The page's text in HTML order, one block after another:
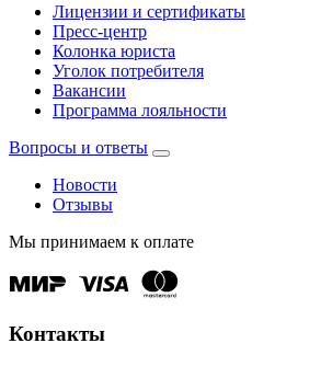
Лицензии и сертификаты
Пресс-центр
Колонка юриста
Уголок потребителя
Вакансии
Программа лояльности
Вопросы и ответы
Новости
Отзывы
Мы принимаем к оплате
Контакты